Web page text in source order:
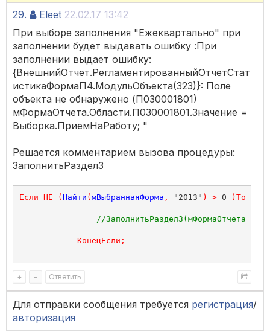
29. Eleet 22.02.17 13:42
При выборе заполнения "Ежеквартально" при
заполнении будет выдавать ошибку :При
заполнении выдает ошибку:
{ВнешнийОтчет.РегламентированныйОтчетСтат
истикаФормаП4.МодульОбъекта(323)}: Поле
объекта не обнаружено (П030001801)
мФормаОтчета.Области.П030001801.Значение =
Выборка.ПриемНаРаботу; "
Решается комментарием вызова процедуры:
ЗаполнитьРаздел3
Если НЕ (Найти (мВыбраннаяФорма , "2013" ) > 0 ) Тогда
//ЗаполнитьРаздел3(мФормаОтчета,
КонецЕсли ;
+ – Ответить
Для отправки сообщения требуется регистрация/
авторизация